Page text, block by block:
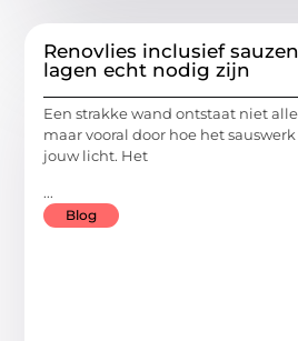
Renovlies inclusief
lagen echt nodig zijn
Een strakke wand ontstaat niet
maar vooral door hoe het
jouw licht. Het
...
Blog